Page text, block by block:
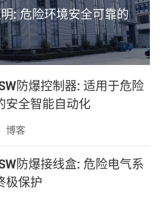
: 危险环境安全可靠的
防爆控制器: 适用于危险
安全智能自动化
博客
防爆接线盒: 危险电气系
极保护